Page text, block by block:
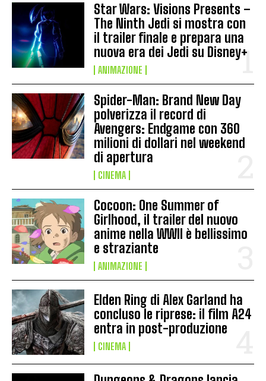
Star Wars: Visions Presents –
The Ninth Jedi si mostra con
il trailer finale e prepara una
nuova era dei Jedi su Disney+
ANIMAZIONE
Spider-Man: Brand New Day
polverizza il record di
Avengers: Endgame con 360
milioni di dollari nel weekend
di apertura
CINEMA
Cocoon: One Summer of
Girlhood, il trailer del nuovo
anime nella WWII è bellissimo
e straziante
ANIMAZIONE
Elden Ring di Alex Garland ha
concluso le riprese: il film A24
entra in post-produzione
CINEMA